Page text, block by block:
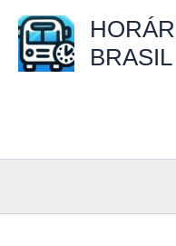
para
BRASIL